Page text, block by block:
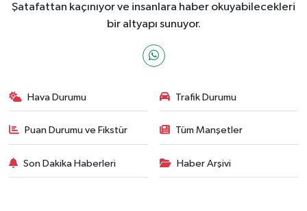
Şatafattan kaçınıyor ve insanlara haber okuyabilecekleri
bir altyapı sunuyor.
Hava Durumu Trafik Durumu
Puan Durumu ve Fikstür Tüm Manşetler
Son Dakika Haberleri Haber Arşivi